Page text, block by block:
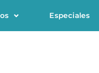
Especiales